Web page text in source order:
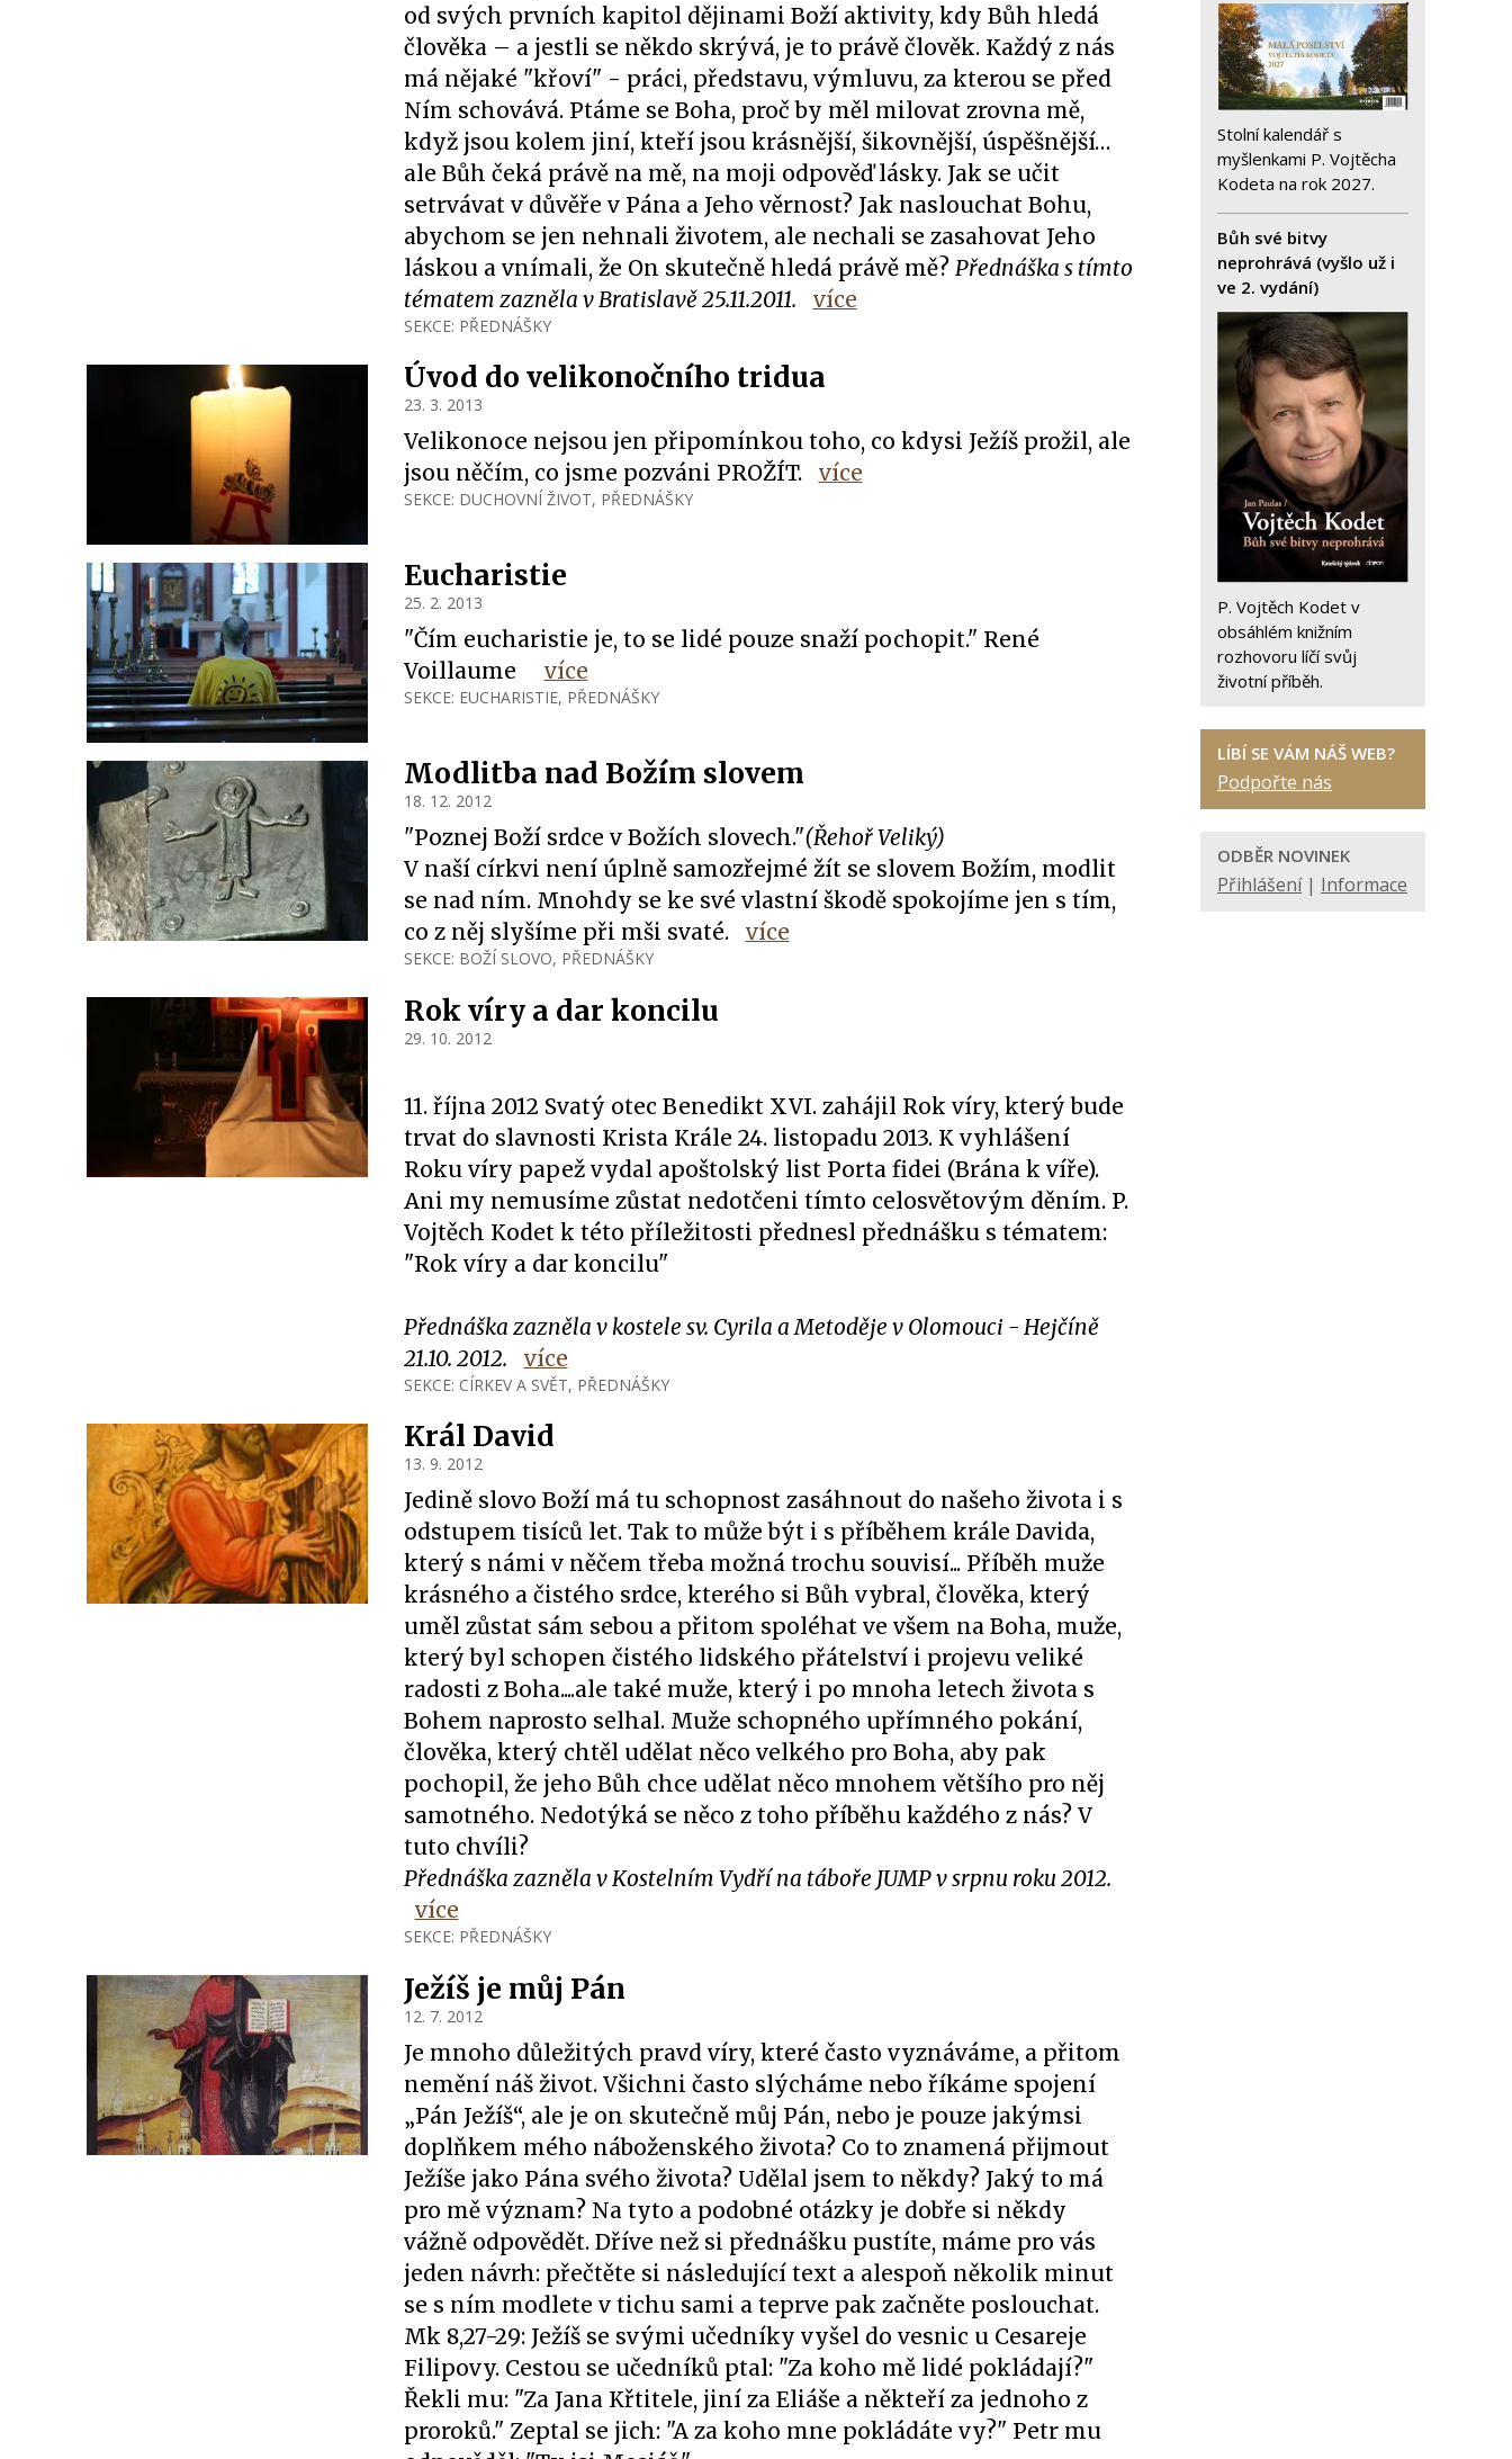
od svých prvních kapitol dějinami Boží aktivity, kdy Bůh hledá
člověka – a jestli se někdo skrývá, je to právě člověk. Každý z nás
má nějaké "křoví" - práci, představu, výmluvu, za kterou se před
Ním schovává. Ptáme se Boha, proč by měl milovat zrovna mě,
když jsou kolem jiní, kteří jsou krásnější, šikovnější, úspěšnější…
ale Bůh čeká právě na mě, na moji odpověď lásky. Jak se učit
setrvávat v důvěře v Pána a Jeho věrnost? Jak naslouchat Bohu,
abychom se jen nehnali životem, ale nechali se zasahovat Jeho
láskou a vnímali, že On skutečně hledá právě mě? Přednáška s tímto
tématem zazněla v Bratislavě 25.11.2011.
více
SEKCE: PŘEDNÁŠKY
Úvod do velikonočního tridua
23. 3. 2013
Velikonoce nejsou jen připomínkou toho, co kdysi Ježíš prožil, ale
jsou něčím, co jsme pozváni PROŽÍT.
více
SEKCE: DUCHOVNÍ ŽIVOT, PŘEDNÁŠKY
Eucharistie
25. 2. 2013
"Čím eucharistie je, to se lidé pouze snaží pochopit." René
Voillaume
více
SEKCE: EUCHARISTIE, PŘEDNÁŠKY
Modlitba nad Božím slovem
18. 12. 2012
"Poznej Boží srdce v Božích slovech."(Řehoř Veliký)
V naší církvi není úplně samozřejmé žít se slovem Božím, modlit
se nad ním. Mnohdy se ke své vlastní škodě spokojíme jen s tím,
co z něj slyšíme při mši svaté.
více
SEKCE: BOŽÍ SLOVO, PŘEDNÁŠKY
Rok víry a dar koncilu
29. 10. 2012
11. října 2012 Svatý otec Benedikt XVI. zahájil Rok víry, který bude
trvat do slavnosti Krista Krále 24. listopadu 2013. K vyhlášení
Roku víry papež vydal apoštolský list Porta fidei (Brána k víře).
Ani my nemusíme zůstat nedotčeni tímto celosvětovým děním. P.
Vojtěch Kodet k této příležitosti přednesl přednášku s tématem:
"Rok víry a dar koncilu"
Přednáška zazněla v kostele sv. Cyrila a Metoděje v Olomouci - Hejčíně
21.10. 2012.
více
SEKCE: CÍRKEV A SVĚT, PŘEDNÁŠKY
Král David
13. 9. 2012
Jedině slovo Boží má tu schopnost zasáhnout do našeho života i s
odstupem tisíců let. Tak to může být i s příběhem krále Davida,
který s námi v něčem třeba možná trochu souvisí... Příběh muže
krásného a čistého srdce, kterého si Bůh vybral, člověka, který
uměl zůstat sám sebou a přitom spoléhat ve všem na Boha, muže,
který byl schopen čistého lidského přátelství i projevu veliké
radosti z Boha....ale také muže, který i po mnoha letech života s
Bohem naprosto selhal. Muže schopného upřímného pokání,
člověka, který chtěl udělat něco velkého pro Boha, aby pak
pochopil, že jeho Bůh chce udělat něco mnohem většího pro něj
samotného. Nedotýká se něco z toho příběhu každého z nás? V
tuto chvíli?
Přednáška zazněla v Kostelním Vydří na táboře JUMP v srpnu roku 2012.
více
SEKCE: PŘEDNÁŠKY
Ježíš je můj Pán
12. 7. 2012
Je mnoho důležitých pravd víry, které často vyznáváme, a přitom
nemění náš život. Všichni často slýcháme nebo říkáme spojení
„Pán Ježíš“, ale je on skutečně můj Pán, nebo je pouze jakýmsi
doplňkem mého náboženského života? Co to znamená přijmout
Ježíše jako Pána svého života? Udělal jsem to někdy? Jaký to má
pro mě význam? Na tyto a podobné otázky je dobře si někdy
vážně odpovědět. Dříve než si přednášku pustíte, máme pro vás
jeden návrh: přečtěte si následující text a alespoň několik minut
se s ním modlete v tichu sami a teprve pak začněte poslouchat.
Mk 8,27-29: Ježíš se svými učedníky vyšel do vesnic u Cesareje
Filipovy. Cestou se učedníků ptal: "Za koho mě lidé pokládají?"
Řekli mu: "Za Jana Křtitele, jiní za Eliáše a někteří za jednoho z
proroků." Zeptal se jich: "A za koho mne pokládáte vy?" Petr mu
Stolní kalendář s
myšlenkami P. Vojtěcha
Kodeta na rok 2027.
Bůh své bitvy
neprohrává (vyšlo už i
ve 2. vydání)
P. Vojtěch Kodet v
obsáhlém knižním
rozhovoru líčí svůj
životní příběh.
LÍBÍ SE VÁM NÁŠ WEB?
Podpořte nás
ODBĚR NOVINEK
Přihlášení| Informace